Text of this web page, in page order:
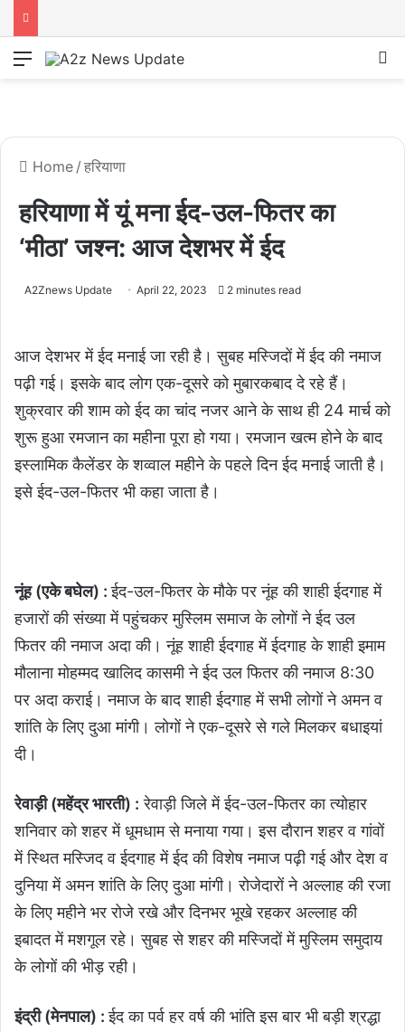
Menu
Home / हरियाणा
हरियाणा में यूं मना ईद-उल-फितर का
‘मीठा’ जश्न: आज देशभर में ईद
A2Znews Update April 22, 2023 2 minutes read
आज देशभर में ईद मनाई जा रही है। सुबह मस्जिदों में ईद की नमाज
पढ़ी गई। इसके बाद लोग एक-दूसरे को मुबारकबाद दे रहे हैं।
शुक्रवार की शाम को ईद का चांद नजर आने के साथ ही 24 मार्च को
शुरू हुआ रमजान का महीना पूरा हो गया। रमजान खत्म होने के बाद
इस्लामिक कैलेंडर के शव्वाल महीने के पहले दिन ईद मनाई जाती है।
इसे ईद-उल-फितर भी कहा जाता है।
नूंह (एके बघेल) :ईद-उल-फितर के मौके पर नूंह की शाही ईदगाह में
हजारों की संख्या में पहुंचकर मुस्लिम समाज के लोगों ने ईद उल
फितर की नमाज अदा की। नूंह शाही ईदगाह में ईदगाह के शाही इमाम
मौलाना मोहम्मद खालिद कासमी ने ईद उल फितर की नमाज 8:30
पर अदा कराई। नमाज के बाद शाही ईदगाह में सभी लोगों ने अमन व
शांति के लिए दुआ मांगी। लोगों ने एक-दूसरे से गले म‍िलकर बधाइयां
दी।
रेवाड़ी (महेंद्र भारती) : रेवाड़ी जिले में ईद-उल-फितर का त्योहार
शनिवार को शहर में धूमधाम से मनाया गया। इस दौरान शहर व गांवों
में स्थित मस्जिद व ईदगाह में ईद की विशेष नमाज पढ़ी गई और देश व
दुनिया में अमन शांति के लिए दुआ मांगी। रोजेदारों ने अल्लाह की रजा
के लिए महीने भर रोजे रखे और दिनभर भूखे रहकर अल्लाह की
इबादत में मशगूल रहे। सुबह से शहर की मस्जिदों में मुस्लिम समुदाय
के लोगों की भीड़ रही।
इंद्री (मेनपाल) :ईद का पर्व हर वर्ष की भांति इस बार भी बड़ी श्रद्धा